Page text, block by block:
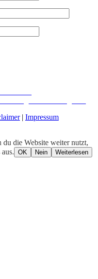
| Impressum
du die Website weiter nutzt,
OK Nein Weiterlesen